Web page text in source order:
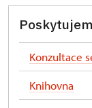
Konzultace
Knihovna